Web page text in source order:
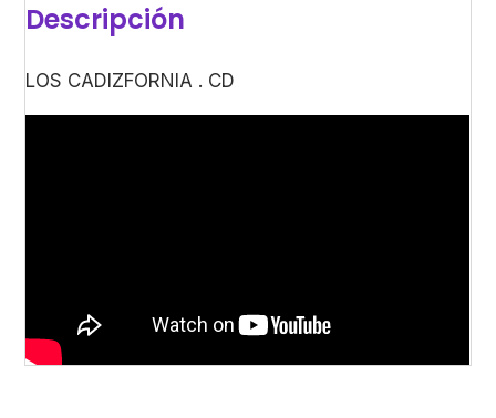
Descripción
LOS CADIZFORNIA . CD